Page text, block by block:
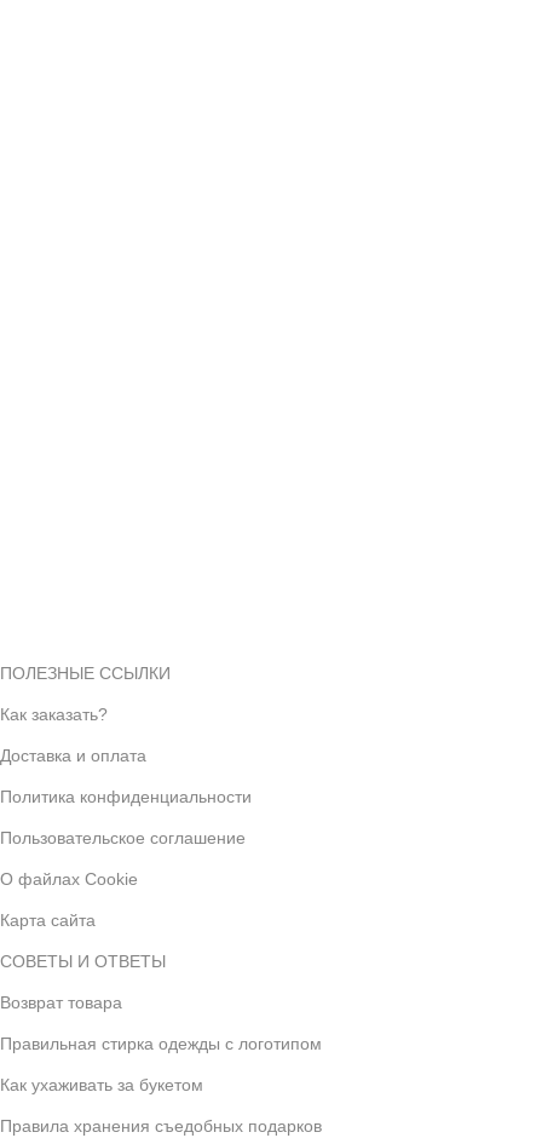
ПОЛЕЗНЫЕ ССЫЛКИ
Как заказать?
Доставка и оплата
Политика конфиденциальности
Пользовательское соглашение
О файлах Cookie
Карта сайта
СОВЕТЫ И ОТВЕТЫ
Возврат товара
Правильная стирка одежды с логотипом
Как ухаживать за букетом
Правила хранения съедобных подарков